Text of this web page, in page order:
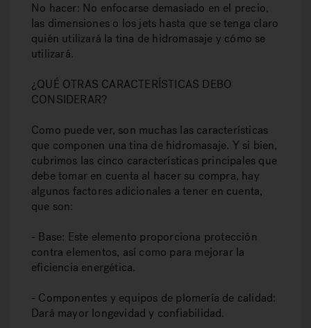
No hacer: No enfocarse demasiado en el precio,
las dimensiones o los jets hasta que se tenga claro
quién utilizará la tina de hidromasaje y cómo se
utilizará.
¿QUÉ OTRAS CARACTERÍSTICAS DEBO
CONSIDERAR?
Como puede ver, son muchas las características
que componen una tina de hidromasaje. Y si bien,
cubrimos las cinco características principales que
debe tomar en cuenta al hacer su compra, hay
algunos factores adicionales a tener en cuenta,
que son:
- Base: Este elemento proporciona protección
contra elementos, así como para mejorar la
eficiencia energética.
- Componentes y equipos de plomería de calidad:
Dará mayor longevidad y confiabilidad.